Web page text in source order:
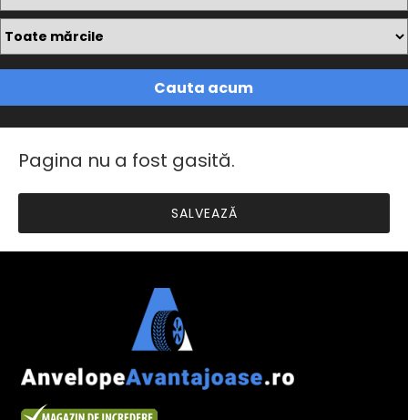
Cauta acum
Pagina nu a fost gasită.
SALVEAZĂ